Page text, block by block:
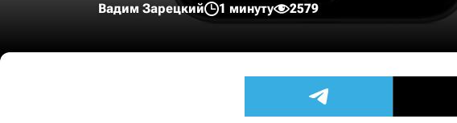
Вадим Зарецкий 1 минуту 2579